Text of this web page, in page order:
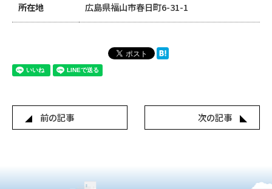
所在地 広島県福山市春日町6-31-1
前の記事 次の記事